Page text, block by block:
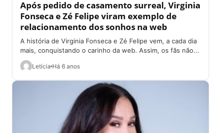
Após pedido de casamento surreal, Virginia
Fonseca e Zé Felipe viram exemplo de
relacionamento dos sonhos na web
A história de Virginia Fonseca e Zé Felipe vem, a cada dia
mais, conquistando o carinho da web. Assim, os fãs não...
Letícia Há 6 anos